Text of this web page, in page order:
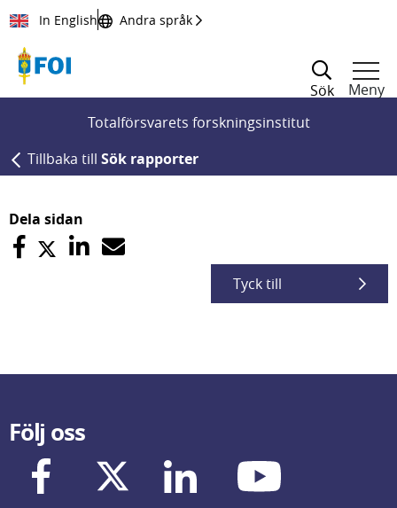
Till innehållet
In English Andra språk
Sök
Meny
Totalförsvarets forskningsinstitut
Tillbaka till Sök rapporter
Dela sidan
Tyck till
Följ oss